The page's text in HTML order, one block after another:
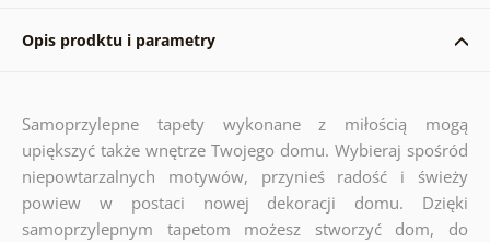
Opis prodktu i parametry
Samoprzylepne tapety wykonane z miłością mogą
upiększyć także wnętrze Twojego domu. Wybieraj spośród
niepowtarzalnych motywów, przynieś radość i świeży
powiew w postaci nowej dekoracji domu. Dzięki
samoprzylepnym tapetom możesz stworzyć dom, do